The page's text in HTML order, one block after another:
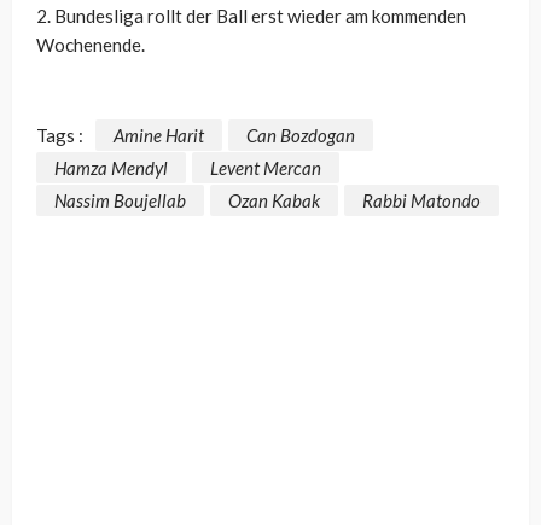
2. Bundesliga rollt der Ball erst wieder am kommenden
Wochenende.
Tags : Amine Harit
Can Bozdogan
Hamza Mendyl
Levent Mercan
Nassim Boujellab
Ozan Kabak Rabbi Matondo